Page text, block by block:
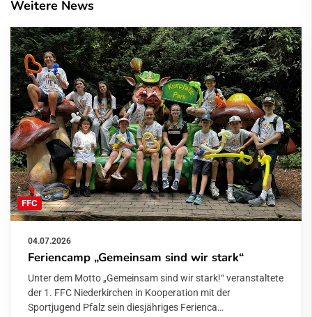
Weitere News
FFC
04.07.2026
Feriencamp „Gemeinsam sind wir stark“
Unter dem Motto „Gemeinsam sind wir stark!“ veranstaltete
der 1. FFC Niederkirchen in Kooperation mit der
Sportjugend Pfalz sein diesjähriges Ferienca…